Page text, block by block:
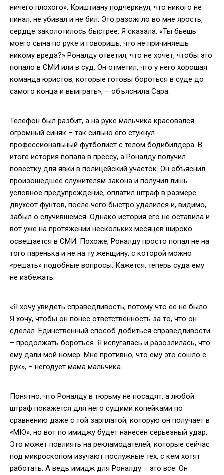
ничего плохого». Криштиану подчеркнул, что никого не
пинал, не убивал и не бил. Это разожгло во мне ярость,
сердце заколотилось быстрее. Я сказала: «Ты бьешь
моего сына по руке и говоришь, что не причиняешь
никому вреда?» Роналду ответил, что не хочет, чтобы это
попало в СМИ или в суд. Он отметил, что у него хорошая
команда юристов, которые готовы бороться в суде до
самого конца и выиграть», – объяснила Сара.
Телефон был разбит, а на руке мальчика красовался
огромный синяк – так сильно его стукнул
профессиональный футболист с телом бодибилдера. В
итоге история попала в прессу, а Роналду получил
повестку для явки в полицейский участок. Он объяснил
произошедшее служителям закона и получил лишь
условное предупреждение, оплатил штраф в размере
двухсот фунтов, после чего быстро удалился и, видимо,
забыл о случившемся. Однако история его не оставила и
вот уже на протяжении нескольких месяцев широко
освещается в СМИ. Похоже, Роналду просто попал не на
того паренька и не на ту женщину, с которой можно
«решать» подобные вопросы. Кажется, теперь суда ему
не избежать:
«Я хочу увидеть справедливость, потому что ее не было.
Я хочу, чтобы он понес ответственность за то, что он
сделал. Единственный способ добиться справедливости
– продолжать бороться. Я испугалась и разозлилась, что
ему дали мой номер. Мне противно, что ему это сошло с
рук», – негодует мама мальчика.
Понятно, что Роналду в тюрьму не посадят, а любой
штраф покажется для него сущими копейками по
сравнению даже с той зарплатой, которую он получает в
«МЮ», но вот по имиджу будет нанесен серьезный удар.
Это может повлиять на рекламодателей, которые сейчас
под микроскопом изучают послужные тех, с кем хотят
работать. А ведь имидж для Роналду – это все. Он